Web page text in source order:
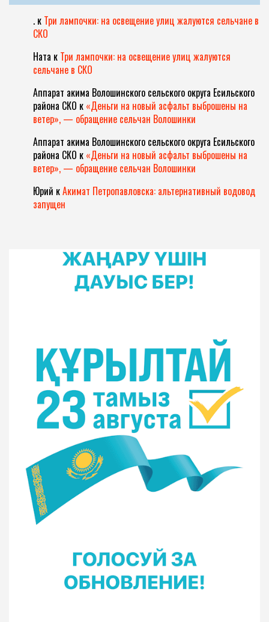
. к Три лампочки: на освещение улиц жалуются сельчане в
СКО
Ната к Три лампочки: на освещение улиц жалуются
сельчане в СКО
Аппарат акима Волошинского сельского округа Есильского
района СКО к «Деньги на новый асфальт выброшены на
ветер», — обращение сельчан Волошинки
Аппарат акима Волошинского сельского округа Есильского
района СКО к «Деньги на новый асфальт выброшены на
ветер», — обращение сельчан Волошинки
Юрий кАкимат Петропавловска: альтернативный водовод
запущен